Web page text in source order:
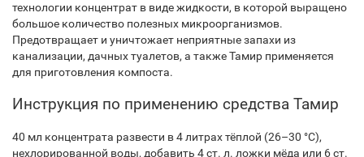
технологии концентрат в виде жидкости, в которой выращено
большое количество полезных микроорганизмов.
Предотвращает и уничтожает неприятные запахи из
канализации, дачных туалетов, а также Тамир применяется
для приготовления компоста.
Инструкция по применению средства Тамир
40 мл концентрата развести в 4 литрах тёплой (26–30 °С),
нехлорированной воды, добавить 4 ст. л. ложки мёда или 6 ст.